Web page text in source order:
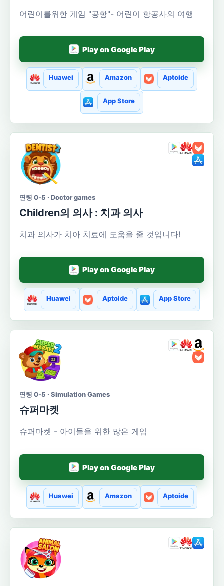
어린이를위한 게임 "공항"- 어린이 항공사의 여행
Play on Google Play
Huawei Amazon Aptoide
App Store
연령 0-5 · Doctor games
Сhildren의 의사 : 치과 의사
치과 의사가 치아 치료에 도움을 줄 것입니다!
Play on Google Play
Huawei Aptoide App Store
연령 0-5 · Simulation Games
슈퍼마켓
슈퍼마켓 - 아이들을 위한 많은 게임
Play on Google Play
Huawei Amazon Aptoide